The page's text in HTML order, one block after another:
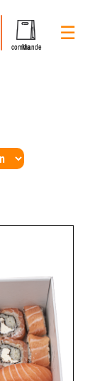
Ma commande
☰